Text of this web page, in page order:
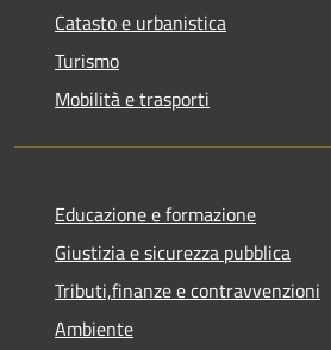
Catasto e urbanistica
Turismo
Mobilità e trasporti
Educazione e formazione
Giustizia e sicurezza pubblica
Tributi,finanze e contravvenzioni
Ambiente